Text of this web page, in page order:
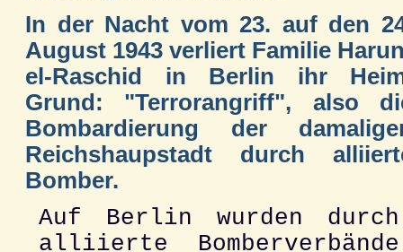
In der Nacht vom 23. auf den
August 1943 verliert Familie
el-Raschid in Berlin ihr
Grund: "Terrorangriff", also
Bombardierung der
Reichshaupstadt durch
Bomber.
Auf Berlin wurden durch
alliierte Bomberverbände